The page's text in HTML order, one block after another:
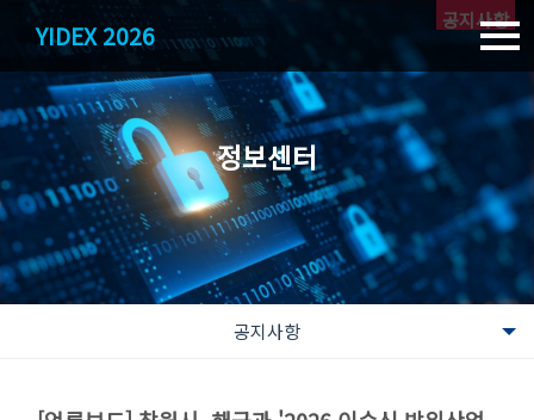
YIDEX 2026
정보센터
공지사항
공지사항